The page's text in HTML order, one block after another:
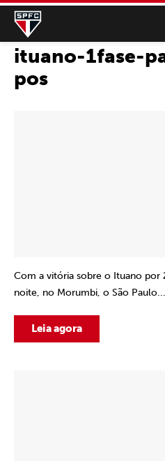
ituano-1fase-
pos
Com a vitória sobre o Ituano por
noite, no Morumbi, o São Paulo...
Leia agora